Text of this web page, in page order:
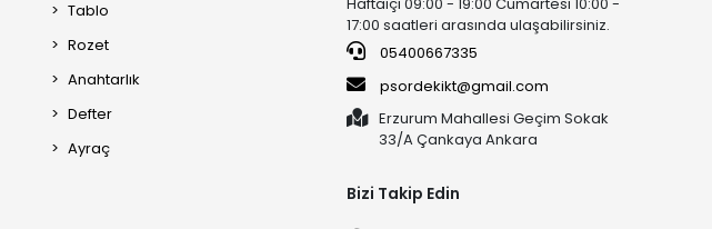
Tablo
Rozet
Anahtarlık
Defter
Ayraç
17:00 saatleri arasında ulaşabilirsiniz.
05400667335
psordekikt@gmail.com
Erzurum Mahallesi Geçim Sokak
33/A Çankaya Ankara
Bizi Takip Edin